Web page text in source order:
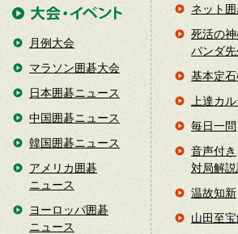
月例大会
マラソン囲碁大会
日本囲碁ニュース
中国囲碁ニュース
韓国囲碁ニュース
アメリカ囲碁
ニュース
ヨーロッパ囲碁
ニュース
ネット
死活の神
パンダ先
基本定
上達カ
毎日一問
音声付き
対局解
温故知新
山田至